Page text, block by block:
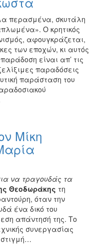
περασμένα, σκυτάλη
Ο κρητικός
αφουγκράζεται,
των εποχών, κι αυτός
είναι απ’ τις
παραδόσεις
παράσταση του
Μίκη
να τραγουδάς τα
Θεοδωράκης τη
όταν την
ένα δικό του
απάντησή της. Το
συνεργασίας